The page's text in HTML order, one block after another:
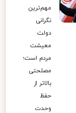
مهم‌ترین
نگرانی
دولت
معیشت
مردم است؛
مصلحتی
بالاتر از
حفظ
وحدت